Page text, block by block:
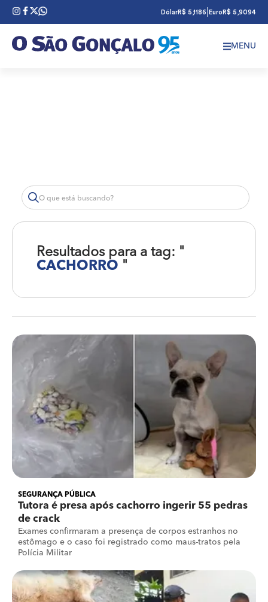
DólarR$ 5,1186 Euro R$ 5,9094
MENU
Resultados para a tag: "
CACHORRO "
SEGURANÇA PÚBLICA
Tutora é presa após cachorro ingerir 55 pedras
de crack
Exames confirmaram a presença de corpos estranhos no
estômago e o caso foi registrado como maus-tratos pela
Polícia Militar